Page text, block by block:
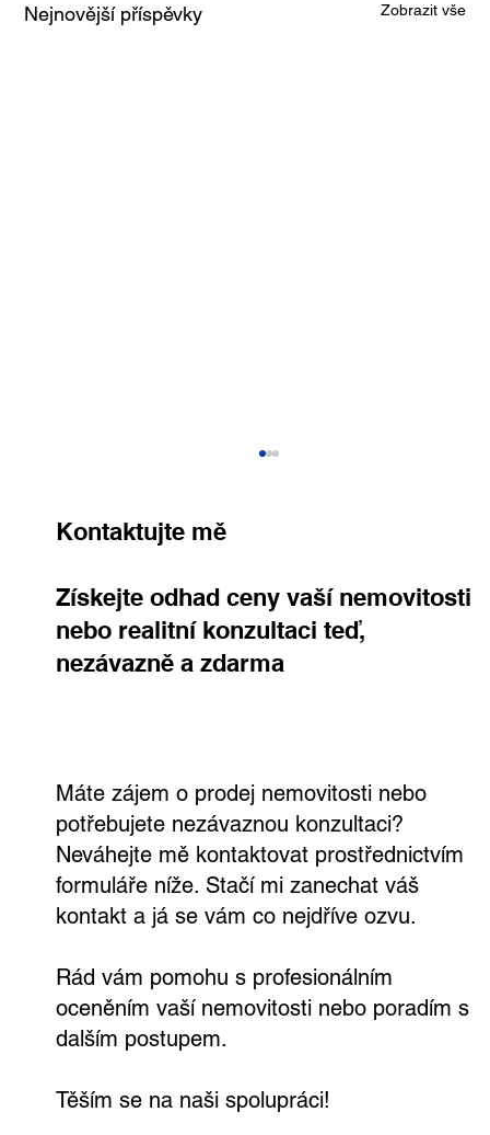
Nejnovější příspěvky Zobrazit vše
Kontaktujte mě
Získejte odhad ceny vaší nemovitosti
nebo realitní konzultaci teď,
nezávazně a zdarma
Máte zájem o prodej nemovitosti nebo
potřebujete nezávaznou konzultaci?
Neváhejte mě kontaktovat prostřednictvím
formuláře níže. Stačí mi zanechat váš
kontakt a já se vám co nejdříve ozvu.
Rád vám pomohu s profesionálním
oceněním vaší nemovitosti nebo poradím s
dalším postupem.
Těším se na naši spolupráci!